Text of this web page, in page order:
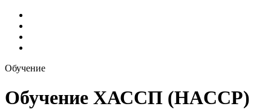
Обучение
Обучение ХАССП (HACCP)